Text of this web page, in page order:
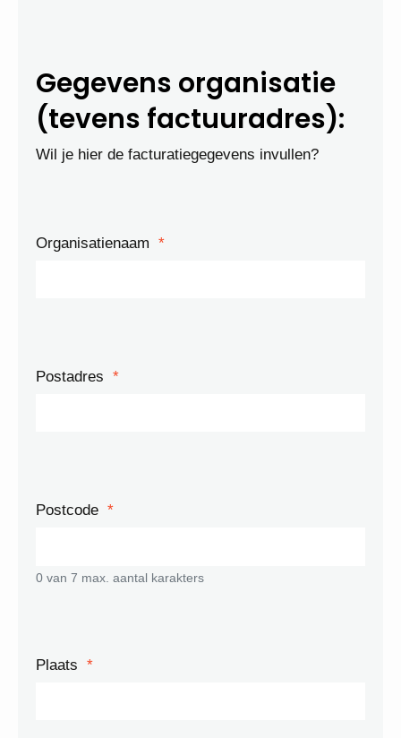
Gegevens organisatie
(tevens factuuradres):
Wil je hier de facturatiegegevens invullen?
Organisatienaam *
Postadres *
Postcode *
0 van 7 max. aantal karakters
Plaats *